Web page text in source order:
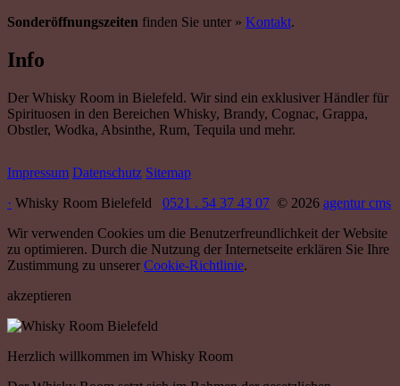
Sonderöffnungszeiten finden Sie unter » Kontakt.
Info
Der Whisky Room in Bielefeld. Wir sind ein exklusiver Händler für
Spirituosen in den Bereichen Whisky, Brandy, Cognac, Grappa,
Obstler, Wodka, Absinthe, Rum, Tequila und mehr.
Impressum Datenschutz Sitemap
· Whisky Room Bielefeld 0521 . 54 37 43 07 © 2026 agentur cms
Wir verwenden Cookies um die Benutzerfreundlichkeit der Website
zu optimieren. Durch die Nutzung der Internetseite erklären Sie Ihre
Zustimmung zu unserer Cookie-Richtlinie.
akzeptieren
Herzlich willkommen im Whisky Room